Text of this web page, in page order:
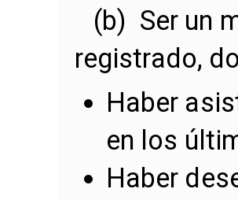
(b) Ser un
registrado,
Haber
en los
Haber